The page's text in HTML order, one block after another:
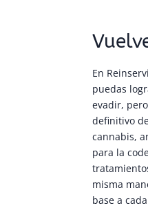
En
puedas
evadir,
definitivo
cannabis,
para la
misma
base a